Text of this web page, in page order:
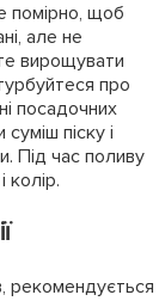
помірно, щоб
але не
вирощувати
про
посадочних
піску і
Під час поливу
рекомендується